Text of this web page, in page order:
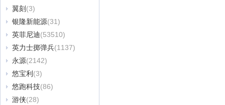
翼刻 (3)
银隆新能源(31)
英菲尼迪(53510)
英力士掷弹兵(1137)
永源(2142)
悠宝利 (3)
悠跑科技(86)
游侠(28)